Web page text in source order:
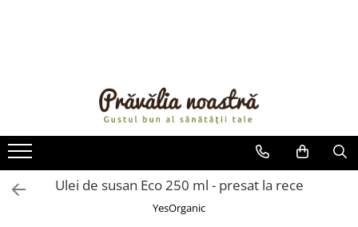
ULEIURI ȘI UNTURI
MĂSLINE
NUCI ȘI SEMINȚE
FRUCTE DESHIDRATATE
ÎNDULCITORI NATURALI / MIERE
Ulei de susan Eco 250 ml - presat la rece
YesOrganic